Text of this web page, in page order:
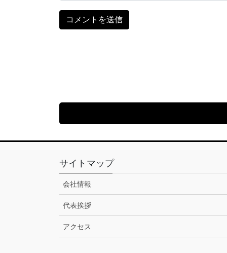
サイトマップ
会社情報
代表挨拶
アクセス